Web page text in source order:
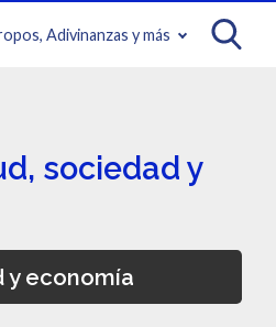
Adivinanzas y más
sociedad y
y economía